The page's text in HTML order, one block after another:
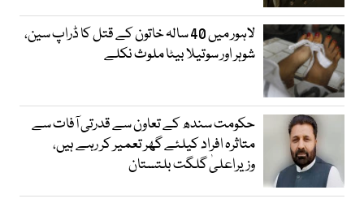
لاہور میں 40 سالہ خاتون کے قتل کا ڈراپ سین،
شوہر اور سوتیلا بیٹا ملوث نکلے
حکومت سندھ کے تعاون سے قدرتی آفات سے
متاثرہ افراد کیلئے گھر تعمیر کر رہے ہیں،
وزیراعلیٰ گلگت بلتستان